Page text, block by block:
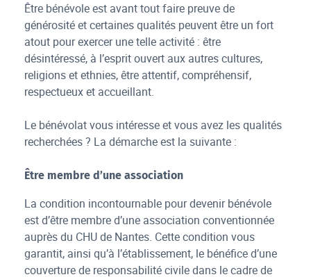
Être bénévole est avant tout faire preuve de
générosité et certaines qualités peuvent être un fort
atout pour exercer une telle activité : être
désintéressé, à l’esprit ouvert aux autres cultures,
religions et ethnies, être attentif, compréhensif,
respectueux et accueillant.
Le bénévolat vous intéresse et vous avez les qualités
recherchées ? La démarche est la suivante :
Être membre d’une association
La condition incontournable pour devenir bénévole
est d’être membre d’une association conventionnée
auprès du CHU de Nantes. Cette condition vous
garantit, ainsi qu’à l’établissement, le bénéfice d’une
couverture de responsabilité civile dans le cadre de